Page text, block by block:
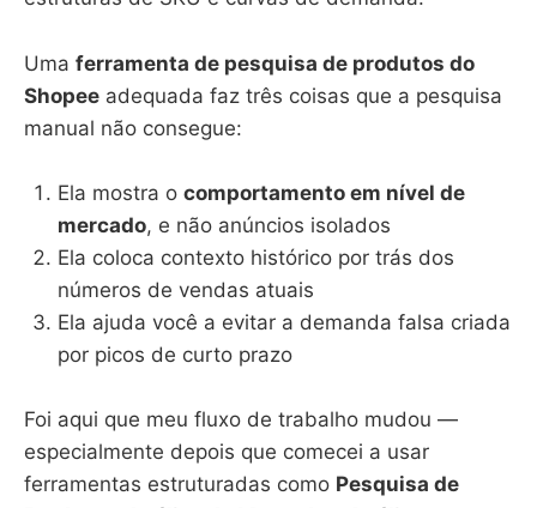
Uma ferramenta de pesquisa de produtos do
Shopee adequada faz três coisas que a pesquisa
manual não consegue:
Ela mostra o comportamento em nível de
mercado, e não anúncios isolados
Ela coloca contexto histórico por trás dos
números de vendas atuais
Ela ajuda você a evitar a demanda falsa criada
por picos de curto prazo
Foi aqui que meu fluxo de trabalho mudou —
especialmente depois que comecei a usar
ferramentas estruturadas como Pesquisa de